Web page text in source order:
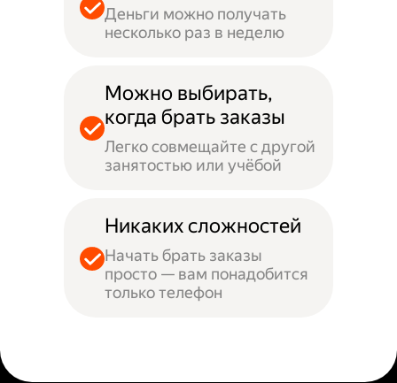
Деньги можно получать
несколько раз в неделю
Можно выбирать,
когда брать заказы
Легко совмещайте с другой
занятостью или учёбой
Никаких сложностей
Начать брать заказы
просто — вам понадобится
только телефон